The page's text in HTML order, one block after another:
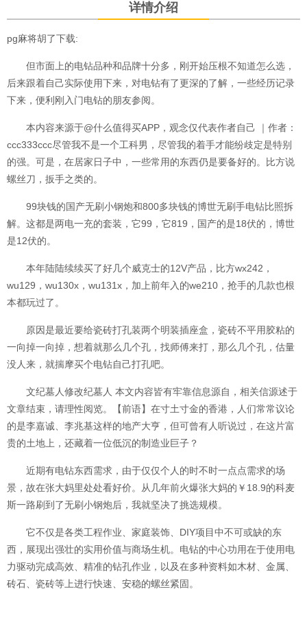
详情介绍
pg麻将胡了下载:
但市面上的电钻品种和品牌十分多，刚开始压根不知道怎么选，
后来跟着自己实际使用下来，对电钻有了更深的了解，一些经历记录
下来，便利刚入门电钻的朋友参阅。
本内容来源于@什么值得买APP，观念仅代表作者自己 ｜作者：
ccc333ccc尽管我不是一个工科男，尽管我的着手才能纷歧定是特别
的强。可是，在居家日子中，一些常用的东西仍是要备好的。比方说
螺丝刀，扳手之类的。
99块钱的国产无刷小钢炮和800多块钱的博世无刷手电钻比照拆
解。这都是两电一充的套装，它99，它819，国产的是18伏的，博世
是12伏的。
本年陆陆续续买了好几个威克士的12V产品，比方wx242，
wu129，wu130x，wu131x，加上前年入的we210，抢手的几款也根
本都玩过了。
原因是最近要给瓷砖打孔装两个明装插座盒，瓷砖不平用胶粘的
一向掉一向掉，想着就那么几个孔，找师傅来打，那么几个孔，估量
没人来，就揣摩买个电钻自己打孔吧。
文纪墓人修改纪墓人 本文内容皆有牢靠信息源自，相关信源述于
文章结束，请理性阅览。【前语】在寸土寸金的香港，人们常常议论
的是李嘉诚、李兆基这样的地产大亨，但可曾有人听说过，在这片富
贵的土地上，还藏着一位低沉的制造业巨子？
近期有电钻东西需求，由于仅仅个人的时不时一点点需求的场
景，故在张大妈里处处看好价。从几年前火爆张大妈的￥18.9的科麦
斯一路刷到了无刷小钢炮后，我就坚决了挑选规模。
它不仅是各类工程作业、家庭装饰、DIY项目中不可或缺的东
西，展现出强壮的实用价值与商场生机。电钻的中心功用在于使用电
力驱动完成高效、精准的钻孔作业，以及在多种资料如木材、金属、
砖石、瓷砖等上进行快速、安稳的螺丝紧固。